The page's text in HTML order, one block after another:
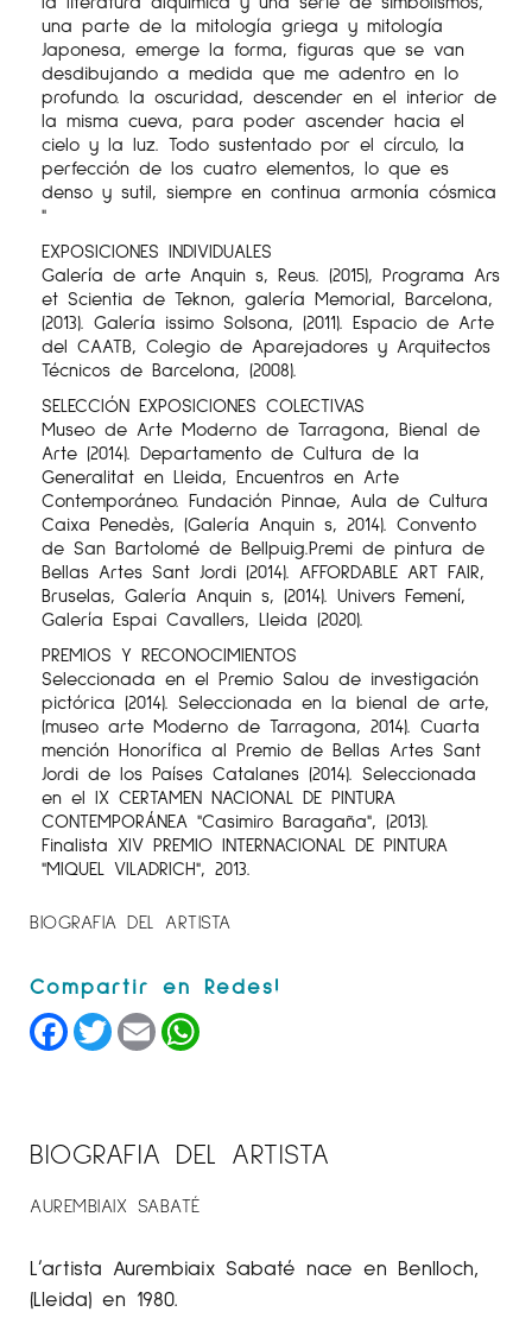
una parte de la mitología griega y mitología
Japonesa, emerge la forma, figuras que se van
desdibujando a medida que me adentro en lo
profundo. la oscuridad, descender en el interior de
la misma cueva, para poder ascender hacia el
cielo y la luz. Todo sustentado por el círculo, la
perfección de los cuatro elementos, lo que es
denso y sutil, siempre en continua armonía cósmica
"
EXPOSICIONES INDIVIDUALES
Galería de arte Anquin s, Reus. (2015), Programa Ars
et Scientia de Teknon, galería Memorial, Barcelona, ​​
(2013). Galería issimo Solsona, (2011). Espacio de Arte
del CAATB, Colegio de Aparejadores y Arquitectos
Técnicos de Barcelona, ​​(2008).
SELECCIÓN EXPOSICIONES COLECTIVAS
Museo de Arte Moderno de Tarragona, Bienal de
Arte (2014). Departamento de Cultura de la
Generalitat en Lleida, Encuentros en Arte
Contemporáneo. Fundación Pinnae, Aula de Cultura
Caixa Penedès, (Galería Anquin s, 2014). Convento
de San Bartolomé de Bellpuig.Premi de pintura de
Bellas Artes Sant Jordi (2014). AFFORDABLE ART FAIR,
Bruselas, Galería Anquin s, (2014). Univers Femení,
Galería Espai Cavallers, Lleida (2020).
PREMIOS Y RECONOCIMIENTOS
Seleccionada en el Premio Salou de investigación
pictórica (2014). Seleccionada en la bienal de arte,
(museo arte Moderno de Tarragona, 2014). Cuarta
mención Honorífica al Premio de Bellas Artes Sant
Jordi de los Países Catalanes (2014). Seleccionada
en el IX CERTAMEN NACIONAL DE PINTURA
CONTEMPORÁNEA "Casimiro Baragaña", (2013).
Finalista XIV PREMIO INTERNACIONAL DE PINTURA
"MIQUEL VILADRICH", 2013.
BIOGRAFIA DEL ARTISTA
Facebook
TwitterEmail
BIOGRAFIA DEL ARTISTA
AUREMBIAIX SABATÉ
L’artista Aurembiaix Sabaté nace en Benlloch,
(Lleida) en 1980.